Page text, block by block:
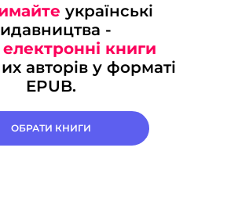
українські
-
електронні книги
авторів у форматі
EPUB.
ОБРАТИ КНИГИ